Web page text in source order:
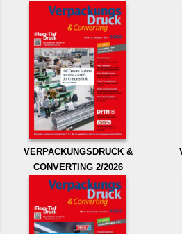
VERPACKUNGSDRUCK &
CONVERTING 2/2026